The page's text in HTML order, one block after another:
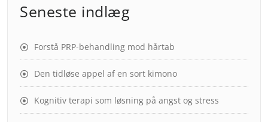
Seneste indlæg
Forstå PRP-behandling mod hårtab
Den tidløse appel af en sort kimono
Kognitiv terapi som løsning på angst og stress